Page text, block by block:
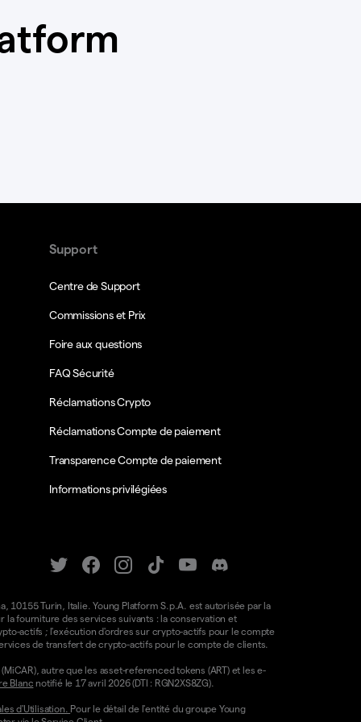
Support
Centre de Support
Commissions et Prix
Foire aux questions
FAQ Sécurité
Réclamations Crypto
Réclamations Compte de paiement
Transparence Compte de paiement
Informations privilégiées
10155 Turin, Italie. Young Platform S.p.A. est autorisée par la
la fourniture des services suivants : la conservation et
actifs ; l'exécution d'ordres sur crypto-actifs pour le compte
de transfert de crypto-actifs pour le compte de clients.
autre que les asset-referenced tokens (ART) et les e-
Blanc notifié le 17 avril 2026 (DTI : RGN2XS8ZG).
d'Utilisation. Pour le détail de l'entité du groupe Young